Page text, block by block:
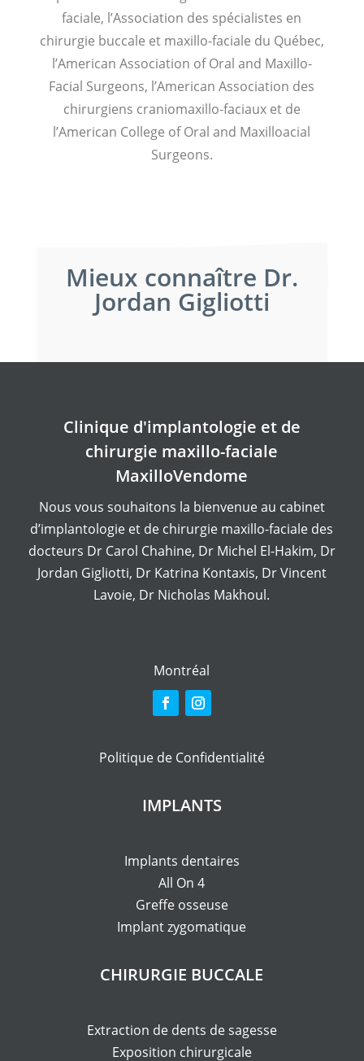
faciale, l’Association des spécialistes en
chirurgie buccale et maxillo-faciale du Québec,
l’American Association of Oral and Maxillo-
Facial Surgeons, l’American Association des
chirurgiens craniomaxillo-faciaux et de
l’American College of Oral and Maxilloacial
Surgeons.
Mieux connaître Dr.
Jordan Gigliotti
Prix
2014–2016
Liste d'honneur du doyen, Université
McGill
2012
Mary Jane Ego Trophy
– décerné par les
membres de la promotion de
quatrième année pour : excellence
académique, collaboration avec les
Prix commémoratif Sophie Kanee en
jurisprudence dentaire
Prix de l’American Academy of Oral and
Liste d'honneur du doyen, Université
2011
Bourse commémorative Dr. Cal Waddell
Western Canada Dental Society
reconnaissance du leadership, du
dentaire.
Bourse commémorative Dr. Edgar N. Cole
– meilleure note enPain and Anxiety
Clinique d'implantologie et de
chirurgie maxillo-faciale
MaxilloVendome
Nous vous souhaitons la bienvenue au cabinet
d’implantologie et de chirurgie maxillo-faciale des
docteurs Dr Carol Chahine, Dr Michel El-Hakim, Dr
Jordan Gigliotti, Dr Katrina Kontaxis, Dr Vincent
Lavoie, Dr Nicholas Makhoul.
Montréal
Politique de Confidentialité
IMPLANTS
Implants dentaires
All On 4
Greffe osseuse
Implant zygomatique
CHIRURGIE BUCCALE
Extraction de dents de sagesse
Exposition chirurgicale